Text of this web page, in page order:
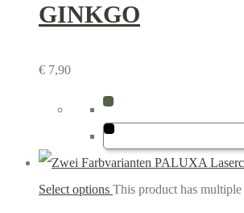
GINKGO
€ 7,90
Select options This product has